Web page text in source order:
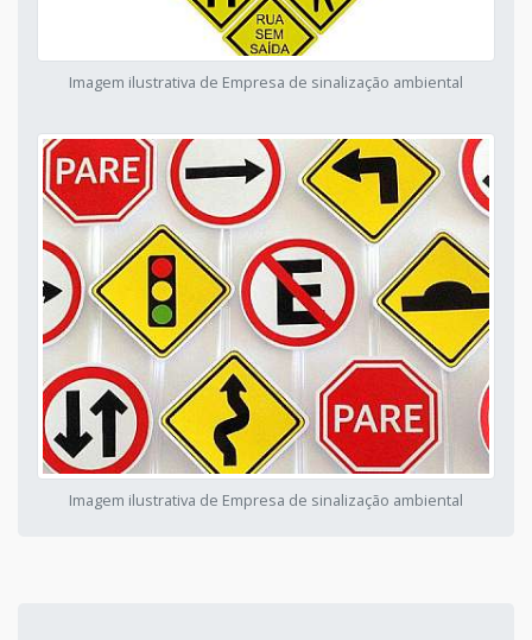
Imagem ilustrativa de Empresa de sinalização ambiental
Imagem ilustrativa de Empresa de sinalização ambiental